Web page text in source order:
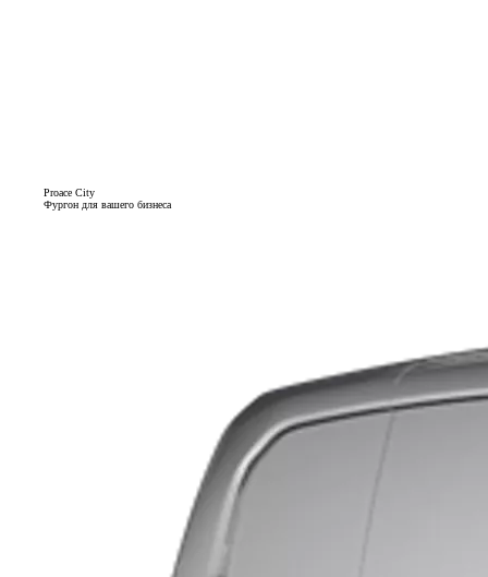
Proace City
Фургон для вашего бизнеса